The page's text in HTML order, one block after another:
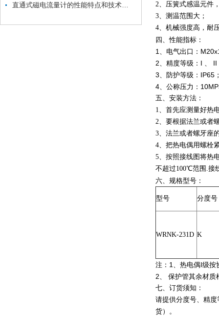
2、压簧式感温元件
3、测温范围大；
4、机械强度高，耐
四、性能指标
1、电气出口：
2、精度等级：I 、 II
3、防护等级：IP65
4、公称压力：
五、安装方法：
1、首先应测量好热
2、要根据法兰或者
3、法兰或者螺牙座
4、把热电偶用螺栓
5、按照接线图将热
不超过100℃范围.接
六、规格型号：
型号 分度号
WRNK-231D K
注：1、热电偶I级按
2、 保护管其余材质
七、订货须知：
请提供分度号、精
货）。